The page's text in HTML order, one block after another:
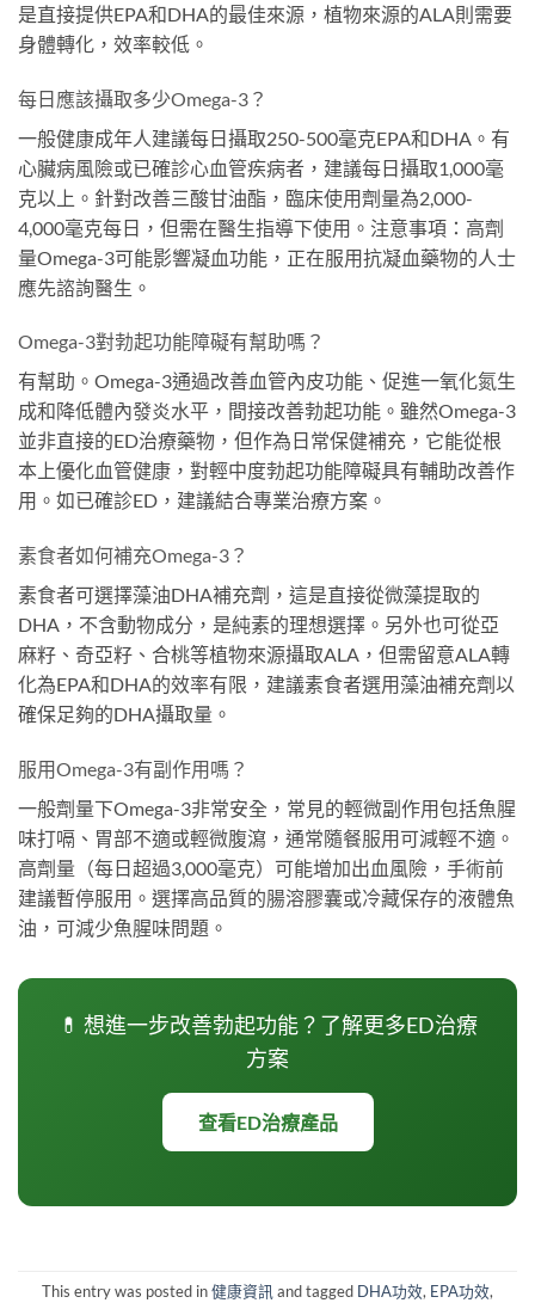
是直接提供EPA和DHA的最佳來源，植物來源的ALA則需要
身體轉化，效率較低。
每日應該攝取多少Omega-3？
一般健康成年人建議每日攝取250-500毫克EPA和DHA。有
心臟病風險或已確診心血管疾病者，建議每日攝取1,000毫
克以上。針對改善三酸甘油酯，臨床使用劑量為2,000-
4,000毫克每日，但需在醫生指導下使用。注意事項：高劑
量Omega-3可能影響凝血功能，正在服用抗凝血藥物的人士
應先諮詢醫生。
Omega-3對勃起功能障礙有幫助嗎？
有幫助。Omega-3通過改善血管內皮功能、促進一氧化氮生
成和降低體內發炎水平，間接改善勃起功能。雖然Omega-3
並非直接的ED治療藥物，但作為日常保健補充，它能從根
本上優化血管健康，對輕中度勃起功能障礙具有輔助改善作
用。如已確診ED，建議結合專業治療方案。
素食者如何補充Omega-3？
素食者可選擇藻油DHA補充劑，這是直接從微藻提取的
DHA，不含動物成分，是純素的理想選擇。另外也可從亞
麻籽、奇亞籽、合桃等植物來源攝取ALA，但需留意ALA轉
化為EPA和DHA的效率有限，建議素食者選用藻油補充劑以
確保足夠的DHA攝取量。
服用Omega-3有副作用嗎？
一般劑量下Omega-3非常安全，常見的輕微副作用包括魚腥
味打嗝、胃部不適或輕微腹瀉，通常隨餐服用可減輕不適。
高劑量（每日超過3,000毫克）可能增加出血風險，手術前
建議暫停服用。選擇高品質的腸溶膠囊或冷藏保存的液體魚
油，可減少魚腥味問題。
💊 想進一步改善勃起功能？了解更多ED治療
方案
查看ED治療產品
This entry was posted in健康資訊and tagged DHA功效, EPA功效,